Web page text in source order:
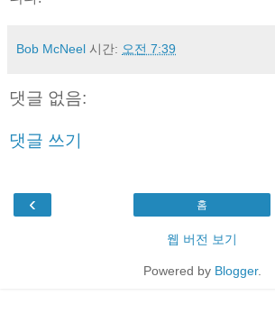
Bob McNeel 시간: 오전 7:39
댓글 없음:
댓글 쓰기
‹ 홈
웹 버전 보기
Powered by Blogger.